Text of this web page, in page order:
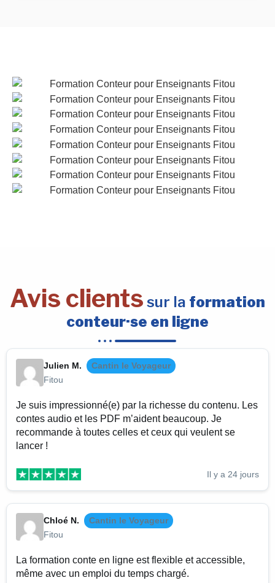
Avis clients sur la formation
conteur·se en ligne
Julien M.
Cantin le Voyageur
Fitou
Je suis impressionné(e) par la richesse du contenu. Les
contes audio et les PDF m’aident beaucoup. Je
recommande à toutes celles et ceux qui veulent se
lancer !
Il y a 24 jours
Chloé N.
Cantin le Voyageur
Fitou
La formation conte en ligne est flexible et accessible,
même avec un emploi du temps chargé.